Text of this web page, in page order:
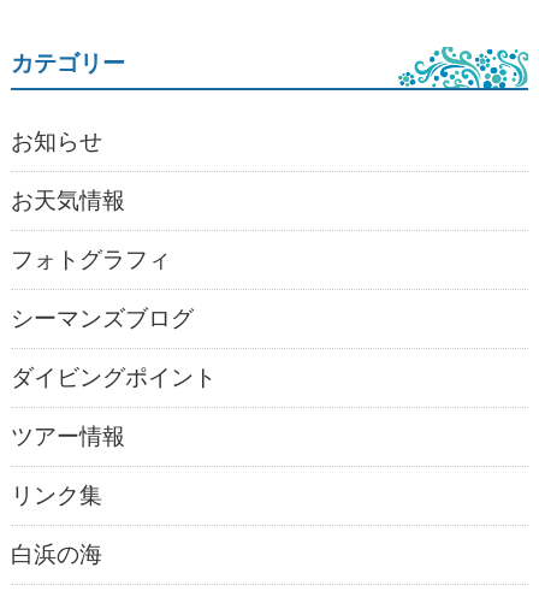
カテゴリー
お知らせ
お天気情報
フォトグラフィ
シーマンズブログ
ダイビングポイント
ツアー情報
リンク集
白浜の海